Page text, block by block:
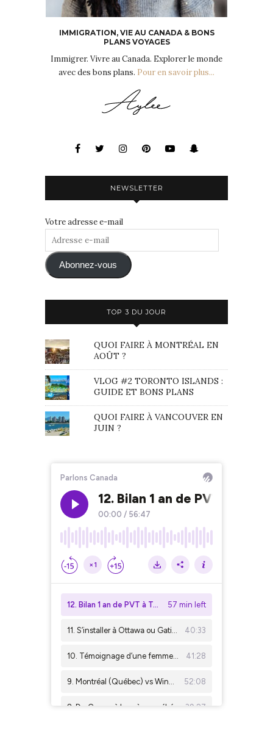
IMMIGRATION, VIE AU CANADA & BONS
PLANS VOYAGES
Immigrer. Vivre au Canada. Explorer le monde
avec des bons plans. Pour en savoir plus...
NEWSLETTER
Votre adresse e-mail
Adresse
mail Abonnez-vous
TOP 3 DU JOUR
QUOI FAIRE À MONTRÉAL EN
AOÛT ?
VLOG #2 TORONTO ISLANDS :
GUIDE ET BONS PLANS
QUOI FAIRE À VANCOUVER EN
JUIN ?